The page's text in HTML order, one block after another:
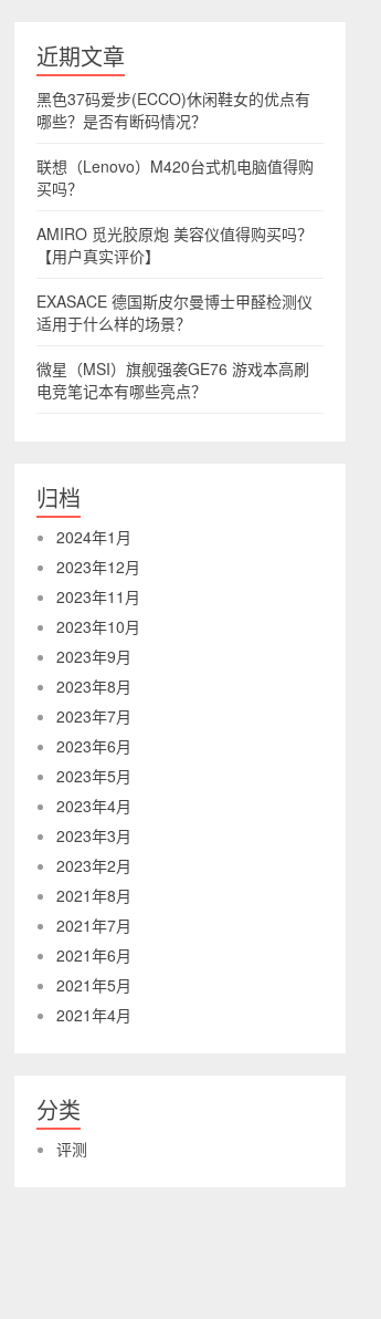
近期文章
黑色37码爱步(ECCO)休闲鞋女的优点有
哪些？是否有断码情况？
联想（Lenovo）M420台式机电脑值得购
买吗？
AMIRO 觅光胶原炮 美容仪值得购买吗？
【用户真实评价】
EXASACE 德国斯皮尔曼博士甲醛检测仪
适用于什么样的场景？
微星（MSI）旗舰强袭GE76 游戏本高刷
电竞笔记本有哪些亮点？
归档
2024年1月
2023年12月
2023年11月
2023年10月
2023年9月
2023年8月
2023年7月
2023年6月
2023年5月
2023年4月
2023年3月
2023年2月
2021年8月
2021年7月
2021年6月
2021年5月
2021年4月
分类
评测